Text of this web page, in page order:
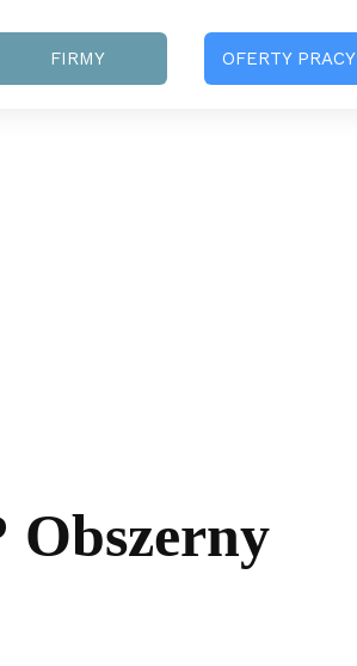
FIRMY OFERTY PRACY
Obszerny